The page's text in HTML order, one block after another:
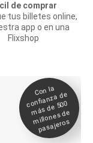
de comprar
tus billetes online,
app o en una
Flixshop
Con la
confianza de
más de 500
millones de
pasajeros